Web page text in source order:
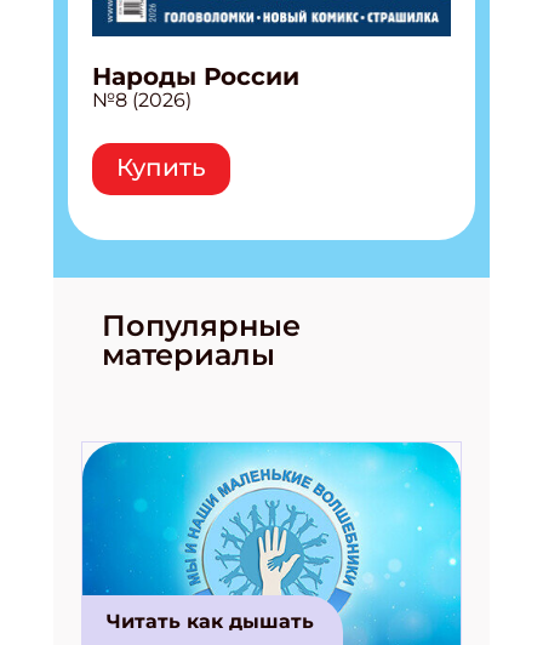
Народы России
№8 (2026)
Купить
Популярные
материалы
Читать как дышать
Подпишись на рассылку
Получи электронный "Классный журнал" в